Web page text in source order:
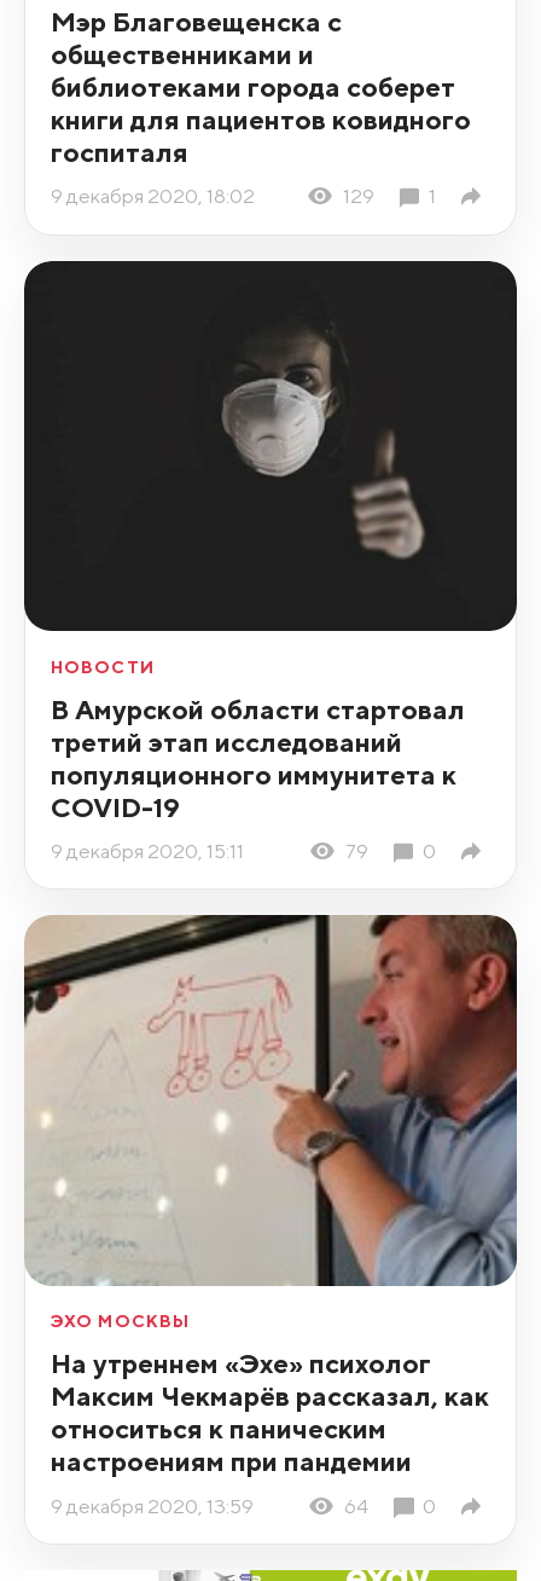
Мэр Благовещенска с
общественниками и
библиотеками города соберет
книги для пациентов ковидного
госпиталя
9 декабря 2020, 18:02 129 1
НОВОСТИ
В Амурской области стартовал
третий этап исследований
популяционного иммунитета к
COVID-19
9 декабря 2020, 15:11 79 0
ЭХО МОСКВЫ
На утреннем «Эхе» психолог
Максим Чекмарёв рассказал, как
относиться к паническим
настроениям при пандемии
9 декабря 2020, 13:59 64 0